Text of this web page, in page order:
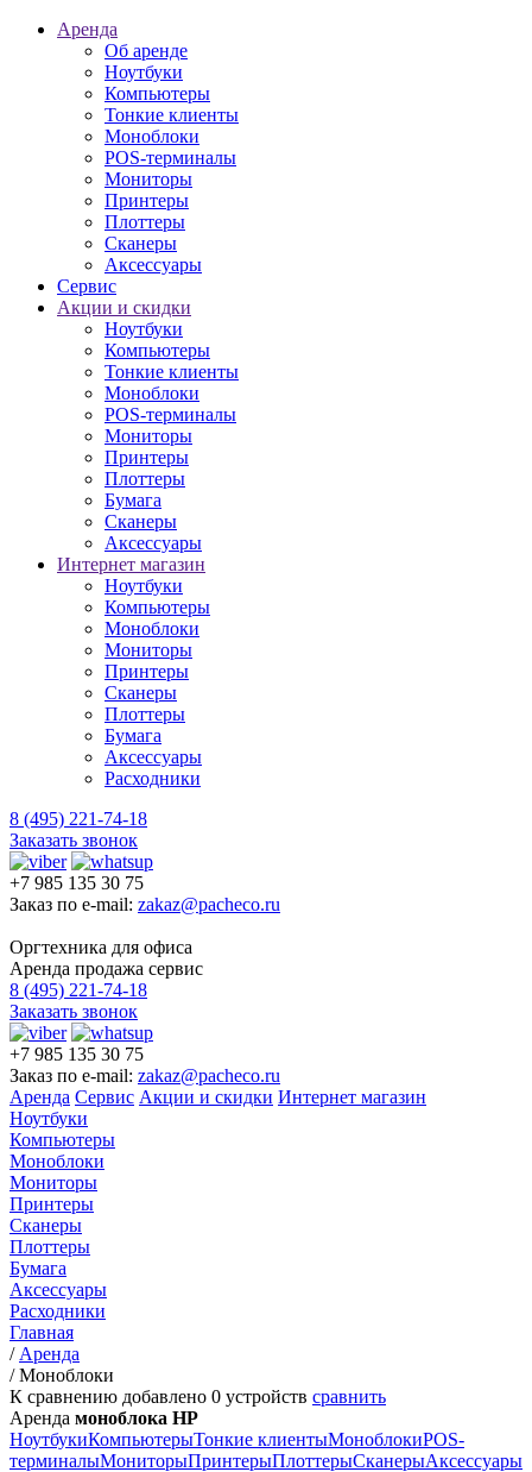
Аренда
Об аренде
Ноутбуки
Компьютеры
Тонкие клиенты
Моноблоки
POS-терминалы
Мониторы
Принтеры
Плоттеры
Сканеры
Аксессуары
Сервис
Акции и скидки
Ноутбуки
Компьютеры
Тонкие клиенты
Моноблоки
POS-терминалы
Мониторы
Принтеры
Плоттеры
Бумага
Сканеры
Аксессуары
Интернет магазин
Ноутбуки
Компьютеры
Моноблоки
Мониторы
Принтеры
Сканеры
Плоттеры
Бумага
Аксессуары
Расходники
8 (495) 221-74-18
Заказать звонок
+7 985 135 30 75
Заказ по e-mail: zakaz@pacheco.ru
Оргтехника для офиса
Аренда продажа сервис
8 (495) 221-74-18
Заказать звонок
+7 985 135 30 75
Заказ по e-mail: zakaz@pacheco.ru
Аренда Сервис Акции и скидки Интернет магазин
Ноутбуки
Компьютеры
Моноблоки
Мониторы
Принтеры
Сканеры
Плоттеры
Бумага
Аксессуары
Расходники
Главная
/ Аренда
/Моноблоки
К сравнению добавлено 0 устройств сравнить
Аренда моноблока HP
НоутбукиКомпьютерыТонкие клиентыМоноблокиPOS-
терминалыМониторыПринтерыПлоттерыСканерыАксессуары